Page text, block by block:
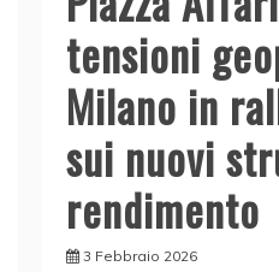
tensioni
Milano in
sui nuovi
rendimento
3 Febbraio 2026